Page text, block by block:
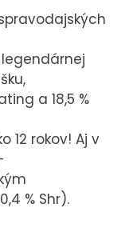
a 18,5 %
12 rokov! Aj v
% Shr).